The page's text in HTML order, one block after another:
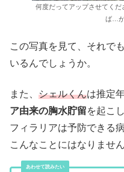
何度だってアップさせてく
ば…が
この写真を見て、それでも
いるんでしょうか。
また、 シェルくんは推定
ア由来の胸水貯留を起こ
フィラリアは予防できる
こんなことにはなりませ